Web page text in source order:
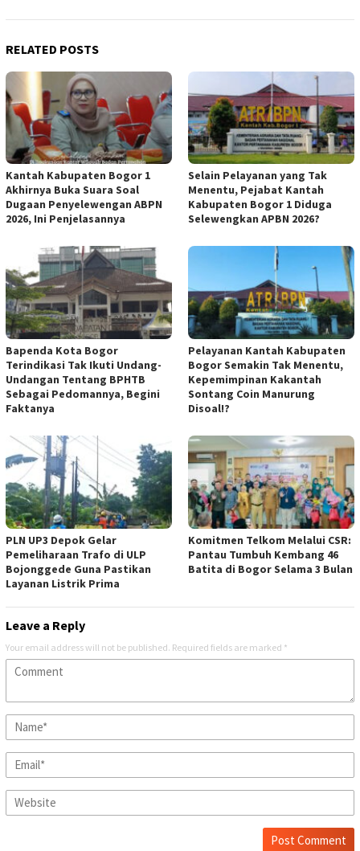
RELATED POSTS
Kantah Kabupaten Bogor 1
Akhirnya Buka Suara Soal
Dugaan Penyelewengan ABPN
2026, Ini Penjelasannya
Selain Pelayanan yang Tak
Menentu, Pejabat Kantah
Kabupaten Bogor 1 Diduga
Selewengkan APBN 2026?
Bapenda Kota Bogor
Terindikasi Tak Ikuti Undang-
Undangan Tentang BPHTB
Sebagai Pedomannya, Begini
Faktanya
Pelayanan Kantah Kabupaten
Bogor Semakin Tak Menentu,
Kepemimpinan Kakantah
Sontang Coin Manurung
Disoal!?
PLN UP3 Depok Gelar
Pemeliharaan Trafo di ULP
Bojonggede Guna Pastikan
Layanan Listrik Prima
Komitmen Telkom Melalui CSR:
Pantau Tumbuh Kembang 46
Batita di Bogor Selama 3 Bulan
Leave a Reply
Your email address will not be published. Required fields are marked *